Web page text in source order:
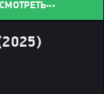
СМОТРЕТЬ